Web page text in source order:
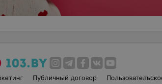
Публичный договор